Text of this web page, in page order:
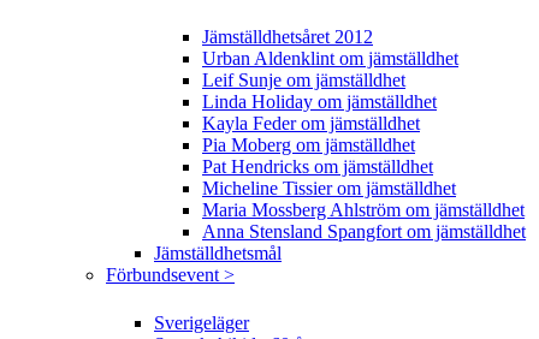
Jämställdhetsåret 2012
Urban Aldenklint om jämställdhet
Leif Sunje om jämställdhet
Linda Holiday om jämställdhet
Kayla Feder om jämställdhet
Pia Moberg om jämställdhet
Pat Hendricks om jämställdhet
Micheline Tissier om jämställdhet
Maria Mossberg Ahlström om jämställdhet
Anna Stensland Spangfort om jämställdhet
Jämställdhetsmål
Förbundsevent >
Sverigeläger